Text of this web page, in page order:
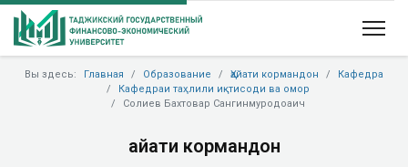
Вы здесь: Главная Образование Ҳайати кормандон
Кафедра
Кафедраи таҳлили иқтисоди ва омор
Солиев Бахтовар Сангинмуродоаич
Ҳайати кормандон